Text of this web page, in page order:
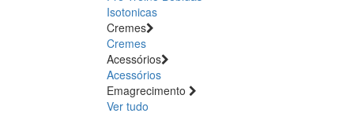
Isotonicas
Cremes
Cremes
Acessórios
Acessórios
Emagrecimento
Ver tudo